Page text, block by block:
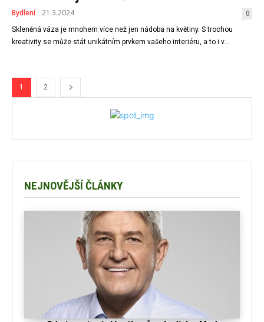
Bydlení 21.3.2024 0
Skleněná váza je mnohem více než jen nádoba na květiny. S trochou
kreativity se může stát unikátním prvkem vašeho interiéru, a to i v...
1 2
NEJNOVĚJŠÍ ČLÁNKY